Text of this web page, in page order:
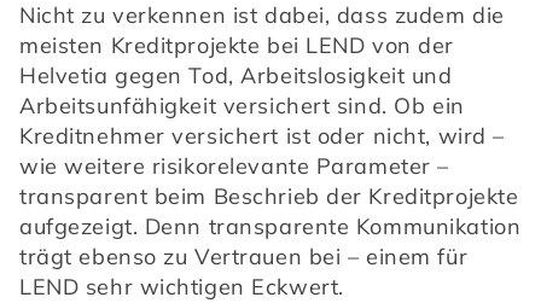
Nicht zu verkennen ist dabei, dass zudem die
meisten Kreditprojekte bei LEND von der
Helvetia gegen Tod, Arbeitslosigkeit und
Arbeitsunfähigkeit versichert sind. Ob ein
Kreditnehmer versichert ist oder nicht, wird –
wie weitere risikorelevante Parameter –
transparent beim Beschrieb der Kreditprojekte
aufgezeigt. Denn transparente Kommunikation
trägt ebenso zu Vertrauen bei – einem für
LEND sehr wichtigen Eckwert.